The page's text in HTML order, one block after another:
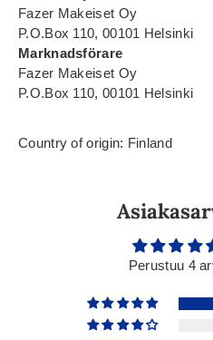
Fazer Makeiset Oy
P.O.Box 110, 00101 Helsinki
Marknadsförare
Fazer Makeiset Oy
P.O.Box 110, 00101 Helsinki
Country of origin: Finland
Perustuu 4